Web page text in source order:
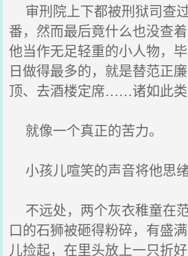
审刑院上下都被刑狱司查
番，然而最后竟什么也没查
他当作无足轻重的小人物，
日做得最多的，就是替范正
顶、去酒楼定席……诸如此类
就像一个真正的苦力。
小孩儿喧笑的声音将他思绪
不远处，两个灰衣稚童在
口的石狮被砸得粉碎，有盛
儿捡起，在里头放上一只折